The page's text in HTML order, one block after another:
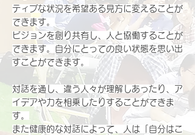
ティブな状況を希望ある見方に変えることが
できます。
​ビジョンを創り共有し、人と協働することが
できます。自分にとっての良い状態を思い出
すことができます。
対話を通し、違う人々が理解しあったり、ア
イデアや力を相乗したりすることができま
す。
また健康的な対話によって、人は「自分はこ